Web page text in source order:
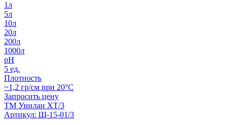
1л
5л
10л
20л
200л
1000л
pH
5 ед.
Плотность
~1,2 гр/см при 20°С
Запросить цену
ТМ Унилан ХТ/3
Артикул: Щ-15-01/3